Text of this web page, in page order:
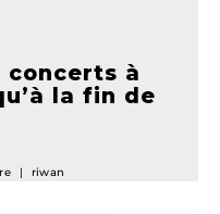
concerts à
la fin de
riwan